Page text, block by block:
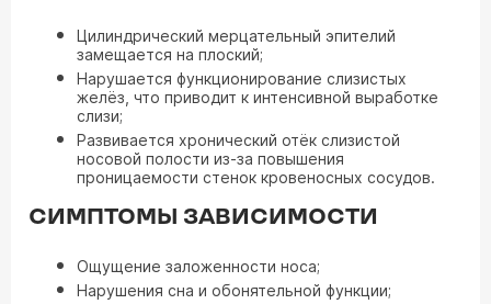
Цилиндрический мерцательный эпителий
замещается на плоский;
Нарушается функционирование слизистых
желёз, что приводит к интенсивной выработке
слизи;
Развивается хронический отёк слизистой
носовой полости из-за повышения
проницаемости стенок кровеносных сосудов.
СИМПТОМЫ ЗАВИСИМОСТИ
Ощущение заложенности носа;
Нарушения сна и обонятельной функции;